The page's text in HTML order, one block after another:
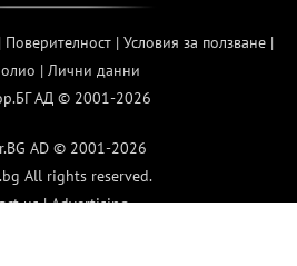
Поверителност| Условия за ползване|
| Лични данни
АД © 2001-2026
AD © 2001-2026
All rights reserved.
us|Advertising